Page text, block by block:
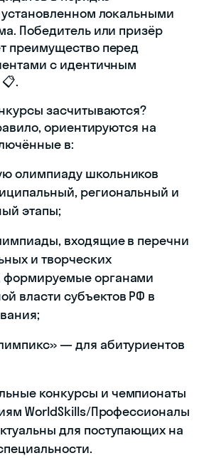
локальными
Победитель или призёр
преимущество перед
с идентичным
засчитываются?
ориентируются на
в:
олимпиаду школьников
региональный и
этапы;
входящие в перечни
и творческих
формируемые органами
власти субъектов РФ в
— для абитуриентов
конкурсы и чемпионаты
WorldSkills/Профессионалы
для поступающих на